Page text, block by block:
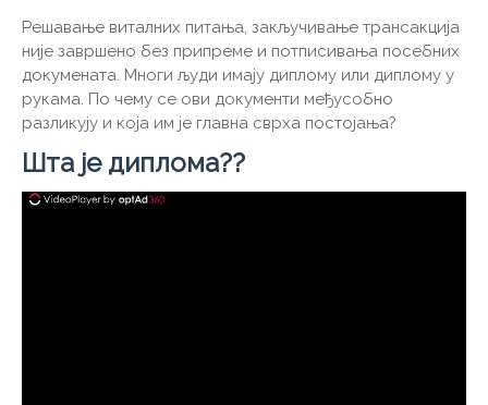
Решавање виталних питања, закључивање трансакција
није завршено без припреме и потписивања посебних
докумената. Многи људи имају диплому или диплому у
рукама. По чему се ови документи међусобно
разликују и која им је главна сврха постојања?
Шта је диплома??